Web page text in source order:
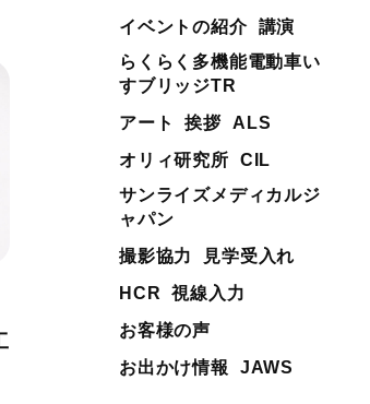
イベントの紹介
講演
らくらく多機能電動車い
すブリッジTR
アート
挨拶 ALS
オリィ研究所
CIL
サンライズメディカルジ
ャパン
撮影協力
見学受入れ
HCR
視線入力
お客様の声
お出かけ情報
JAWS